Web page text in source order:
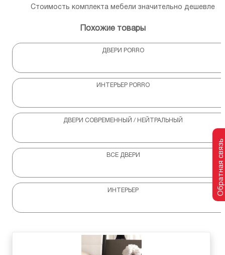
Стоимость комплекта мебели значительно дешевле
Похожие товары
ДВЕРИ PORRO
ИНТЕРЬЕР PORRO
ДВЕРИ СОВРЕМЕННЫЙ / НЕЙТРАЛЬНЫЙ
ВСЕ ДВЕРИ
ИНТЕРЬЕР Обратная связь